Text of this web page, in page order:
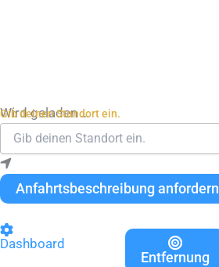
Wird geladen …
Gib deinen Standort ein.
Anfahrtsbeschreibung anfordern
Dashboard
Entfernung